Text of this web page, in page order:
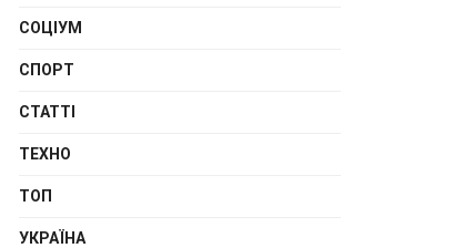
СОЦІУМ
СПОРТ
СТАТТІ
ТЕХНО
ТОП
УКРАЇНА